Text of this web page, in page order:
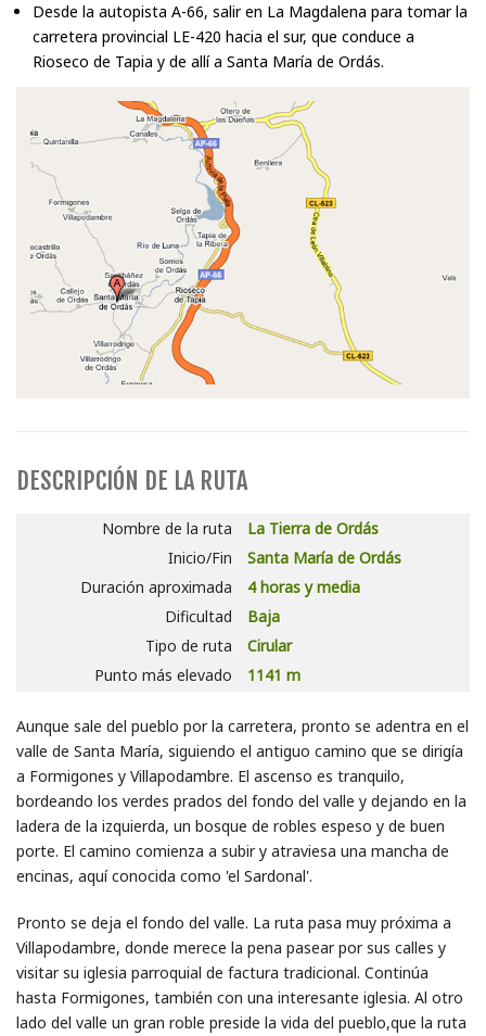
Desde la autopista A-66, salir en La Magdalena para tomar la
carretera provincial LE-420 hacia el sur, que conduce a
Rioseco de Tapia y de allí a Santa María de Ordás.
DESCRIPCIÓN DE LA RUTA
Nombre de la ruta
La Tierra de Ordás
Inicio/Fin
Santa María de Ordás
Duración aproximada
4 horas y media
Dificultad
Baja
Tipo de ruta
Cirular
Punto más elevado
1141 m
Aunque sale del pueblo por la carretera, pronto se adentra en el
valle de Santa María, siguiendo el antiguo camino que se dirigía
a Formigones y Villapodambre. El ascenso es tranquilo,
bordeando los verdes prados del fondo del valle y dejando en la
ladera de la izquierda, un bosque de robles espeso y de buen
porte. El camino comienza a subir y atraviesa una mancha de
encinas, aquí conocida como 'el Sardonal'.
Pronto se deja el fondo del valle. La ruta pasa muy próxima a
Villapodambre, donde merece la pena pasear por sus calles y
visitar su iglesia parroquial de factura tradicional. Continúa
hasta Formigones, también con una interesante iglesia. Al otro
lado del valle un gran roble preside la vida del pueblo,que la ruta